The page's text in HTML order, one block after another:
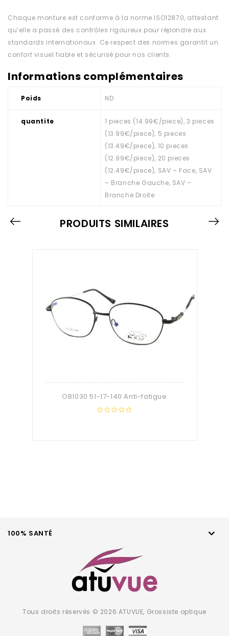
Chaque monture est conforme à la norme ISO12870, attestant
qu’elle a passé des contrôles rigoureux pour répondre aux
standards internationaux. Ce respect des normes garantit un
confort visuel fiable et sécurisé pour nos clients.
Informations complémentaires
Poids ND
quantite
1 pieces (14.99€/piece), 3 pieces
(13.99€/piece), 5 pieces
(13.49€/piece), 10 pieces
(12.99€/piece), 20 pieces
(12.49€/piece), SAV – Face, SAV
– Branche Gauche, SAV –
Branche Droite
PRODUITS SIMILAIRES
OB1030 51-17-140 Anti-fatigue
100% SANTÉ
Tous droits réservés © 2026 ATUVUE, Grossiste optique